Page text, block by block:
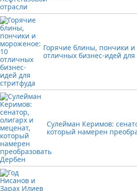
Горячие блины, пончики
отличных бизнес-идей для
Сулейман Керимов:
который намерен